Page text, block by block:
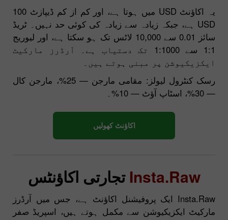
یہ اکاؤنٹ USD میں ہوتا ہے، اور کم از کم ڈیپازٹ 100
USD ہے، جبکہ زیادہ سے زیادہ کی کوئی حد نہیں۔ ٹریڈ
سائز 0.01 سے 10,000 لاٹس تک ہو سکتا ہے، اور لیوریج
1:1 سے 1:1000 تک دستیاب ہے۔ آرڈرز مارکیٹ
ایکزیکیوشن پر مبنی ہوتے ہیں۔
رسک کنٹرول لیولز: مقامی مارجن — 25%، مارجن کال
— 30%، اسٹاپ آؤٹ — 10%۔
اکاؤنٹ کھولیں
Insta.Raw تجارتی اکاؤنٹس
Insta.Raw ایک پروفیشنل اکاؤنٹ ہے، جس میں آرڈرز
مارکیٹ ایکزیکیوشن سے مکمل ہوتے ہیں، اسپریڈ صفر